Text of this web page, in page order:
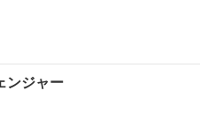
ンジャー